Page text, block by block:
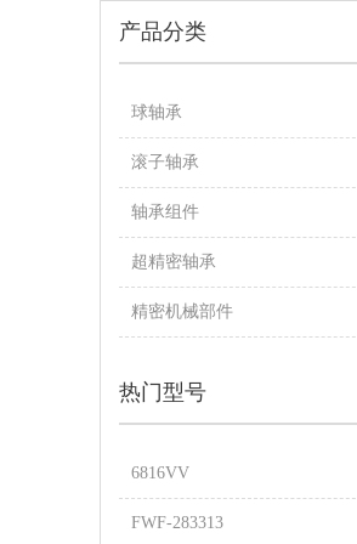
产品分类
球轴承
滚子轴承
轴承组件
超精密轴承
精密机械部件
热门型号
6816VV
FWF-283313